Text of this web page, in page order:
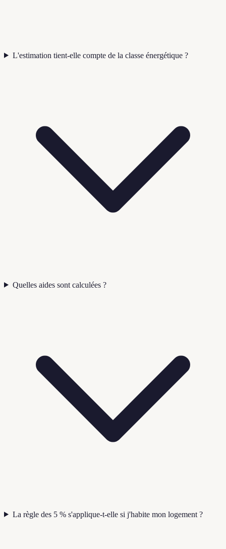
L'estimation tient-elle compte de la classe énergétique ?
Quelles aides sont calculées ?
La règle des 5 % s'applique-t-elle si j'habite mon logement ?